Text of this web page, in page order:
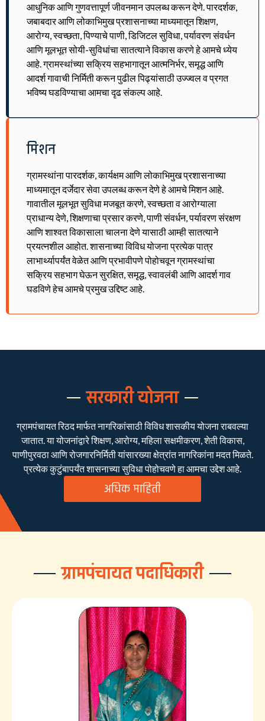
आधुनिक आणि गुणवत्तापूर्ण जीवनमान उपलब्ध करून देणे. पारदर्शक,
जबाबदार आणि लोकाभिमुख प्रशासनाच्या माध्यमातून शिक्षण,
आरोग्य, स्वच्छता, पिण्याचे पाणी, डिजिटल सुविधा, पर्यावरण संवर्धन
आणि मूलभूत सोयी-सुविधांचा सातत्याने विकास करणे हे आमचे ध्येय
आहे. ग्रामस्थांच्या सक्रिय सहभागातून आत्मनिर्भर, समृद्ध आणि
आदर्श गावाची निर्मिती करून पुढील पिढ्यांसाठी उज्ज्वल व प्रगत
भविष्य घडविण्याचा आमचा दृढ संकल्प आहे.
मिशन
ग्रामस्थांना पारदर्शक, कार्यक्षम आणि लोकाभिमुख प्रशासनाच्या
माध्यमातून दर्जेदार सेवा उपलब्ध करून देणे हे आमचे मिशन आहे.
गावातील मूलभूत सुविधा मजबूत करणे, स्वच्छता व आरोग्याला
प्राधान्य देणे, शिक्षणाचा प्रसार करणे, पाणी संवर्धन, पर्यावरण संरक्षण
आणि शाश्वत विकासाला चालना देणे यासाठी आम्ही सातत्याने
प्रयत्नशील आहोत. शासनाच्या विविध योजना प्रत्येक पात्र
लाभार्थ्यापर्यंत वेळेत आणि प्रभावीपणे पोहोचवून ग्रामस्थांचा
सक्रिय सहभाग घेऊन सुरक्षित, समृद्ध, स्वावलंबी आणि आदर्श गाव
घडविणे हेच आमचे प्रमुख उद्दिष्ट आहे.
सरकारी योजना
ग्रामपंचायत रिठद मार्फत नागरिकांसाठी विविध शासकीय योजना राबवल्या
जातात. या योजनांद्वारे शिक्षण, आरोग्य, महिला सक्षमीकरण, शेती विकास,
पाणीपुरवठा आणि रोजगारनिर्मिती यांसारख्या क्षेत्रांत नागरिकांना मदत मिळते.
प्रत्येक कुटुंबापर्यंत शासनाच्या सुविधा पोहोचवणे हा आमचा उद्देश आहे.
अधिक माहिती
ग्रामपंचायत पदाधिकारी